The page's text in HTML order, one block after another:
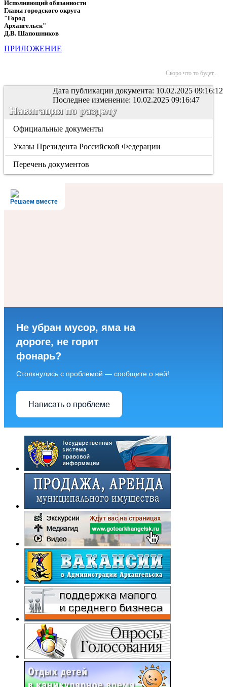
Исполняющий обязанности
Главы городского округа
"Город
Архангельск"
Д.В. Шапошников
ПРИЛОЖЕНИЕ
Скоро что то будет...
Дата публикации документа: 10.02.2025 09:16:12
Последнее изменение: 10.02.2025 09:16:47
Навигация по разделу
Официальные документы
Указы Президента Российской Федерации
Перечень документов
Решаем вместе
Не убран мусор, яма на
дороге, не горит
фонарь?
Столкнулись с проблемой — сообщите о ней!
Написать о проблеме